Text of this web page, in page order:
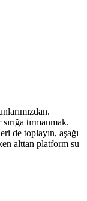
tırmanmak.
de toplayın, aşağı
alttan platform su